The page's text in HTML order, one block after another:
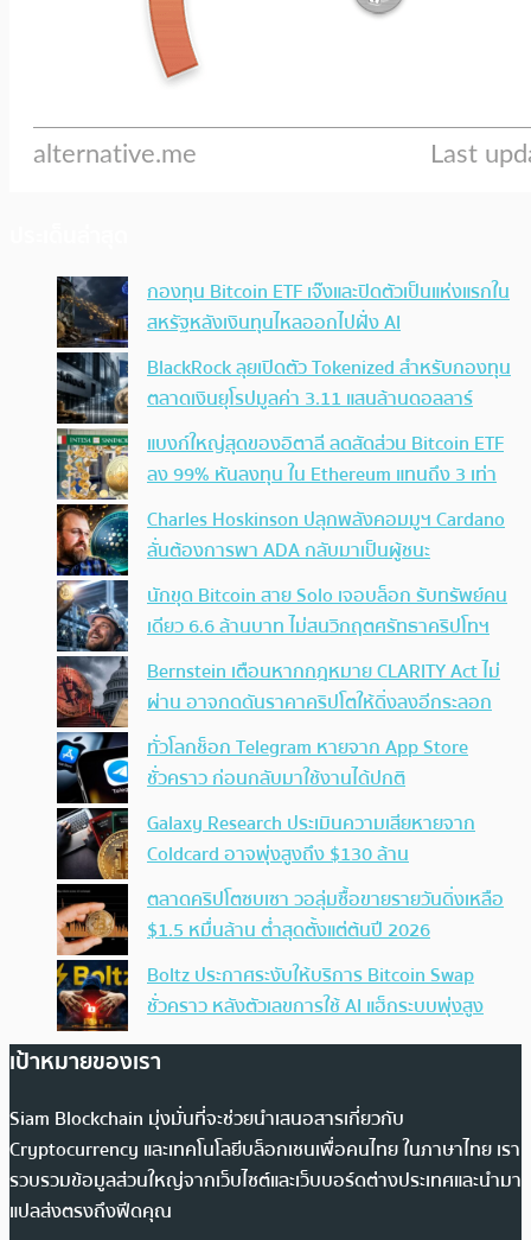
กองทุน Bitcoin ETF เจ๊งและปิดตัวเป็นแห่งแรกใน
สหรัฐหลังเงินทุนไหลออกไปฝั่ง AI
BlackRock ลุยเปิดตัว Tokenized สำหรับกองทุน
ตลาดเงินยุโรปมูลค่า 3.11 แสนล้านดอลลาร์
แบงก์ใหญ่สุดของอิตาลี ลดสัดส่วน Bitcoin ETF
ลง 99% หันลงทุน ใน Ethereum แทนถึง 3 เท่า
Charles Hoskinson ปลุกพลังคอมมูฯ Cardano
ลั่นต้องการพา ADA กลับมาเป็นผู้ชนะ
นักขุด Bitcoin สาย Solo เจอบล็อก รับทรัพย์คน
เดียว 6.6 ล้านบาท ไม่สนวิกฤตศรัทธาคริปโทฯ
Bernstein เตือนหากกฎหมาย CLARITY Act ไม่
ผ่าน อาจกดดันราคาคริปโตให้ดิ่งลงอีกระลอก
ทั่วโลกช็อก Telegram หายจาก App Store
ชั่วคราว ก่อนกลับมาใช้งานได้ปกติ
Galaxy Research ประเมินความเสียหายจาก
Coldcard อาจพุ่งสูงถึง $130 ล้าน
ตลาดคริปโตซบเซา วอลุ่มซื้อขายรายวันดิ่งเหลือ
$1.5 หมื่นล้าน ต่ำสุดตั้งแต่ต้นปี 2026
Boltz ประกาศระงับให้บริการ Bitcoin Swap
ชั่วคราว หลังตัวเลขการใช้ AI แฮ็กระบบพุ่งสูง
เป้าหมายของเรา
Siam Blockchain มุ่งมั่นที่จะช่วยนำเสนอสารเกี่ยวกับ
Cryptocurrency และเทคโนโลยีบล็อกเชนเพื่อคนไทย ในภาษาไทย เรา
รวบรวมข้อมูลส่วนใหญ่จากเว็บไซต์และเว็บบอร์ดต่างประเทศและนำมา
แปลส่งตรงถึงฟีดคุณ